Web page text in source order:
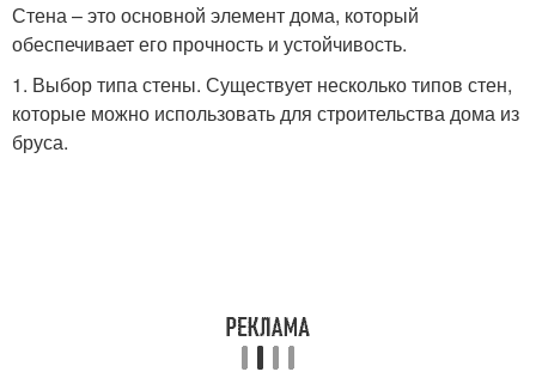
Стена – это основной элемент дома, который
обеспечивает его прочность и устойчивость.
1. Выбор типа стены. Существует несколько типов стен,
которые можно использовать для строительства дома из
бруса.